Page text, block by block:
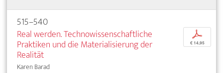
515–540
Real werden. Technowissenschaftliche
Praktiken und die Materialisierung der
Realität
Karen Barad
p
€ 14,95